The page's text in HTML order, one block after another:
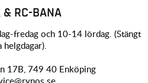
& RC-BANA
fredag och 10-14 lördag. (Stängt
helgdagar).
17B, 749 40 Enköping